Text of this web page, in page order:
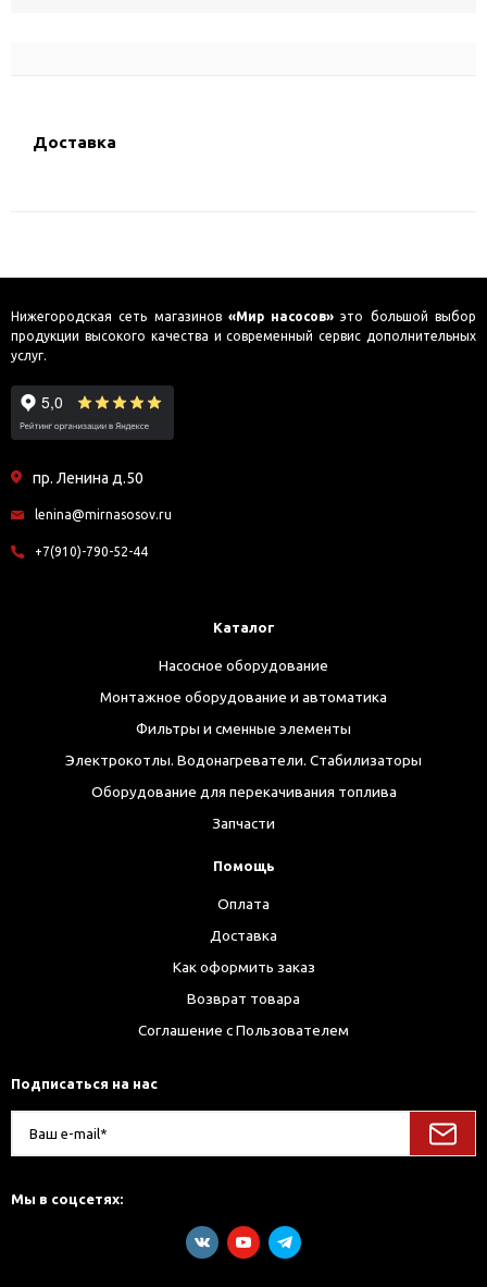
Доставка
Нижегородская сеть магазинов «Мир насосов» это большой выбор
продукции высокого качества и современный сервис дополнительных
услуг.
пр. Ленина д.50
lenina@mirnasosov.ru
+7(910)-790-52-44
Каталог
Насосное оборудование
Монтажное оборудование и автоматика
Фильтры и сменные элементы
Электрокотлы. Водонагреватели. Стабилизаторы
Оборудование для перекачивания топлива
Запчасти
Помощь
Оплата
Доставка
Как оформить заказ
Возврат товара
Соглашение с Пользователем
Подписаться на нас
Мы в соцсетях: